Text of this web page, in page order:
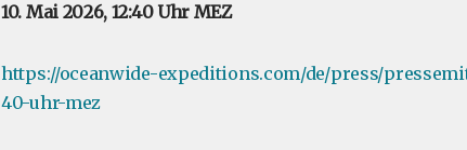
10. Mai 2026, 12:40 Uhr MEZ
https://oceanwide-expeditions.com/de/press/
40-uhr-mez